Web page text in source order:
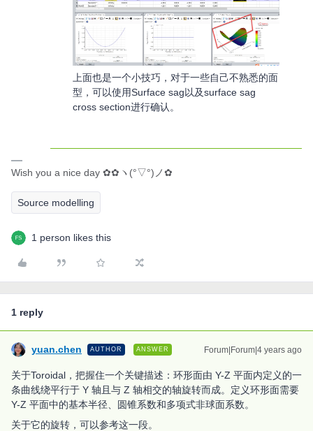
上面也是一个小技巧，对于一些自己不熟悉的面
型，可以使用Surface sag以及surface sag
cross section进行确认。
Wish you a nice day ✿✿ヽ(°▽°)ノ✿
Source modelling
1 person likes this
1 reply
yuan.chen AUTHOR ANSWER Forum|Forum|4 years ago
关于Toroidal，把握住一个关键描述：环形面由 Y-Z 平面内定义的一
条曲线绕平行于 Y 轴且与 Z 轴相交的轴旋转而成。定义环形面需要
Y-Z 平面中的基本半径、圆锥系数和多项式非球面系数。
关于它的旋转，可以参考这一段。